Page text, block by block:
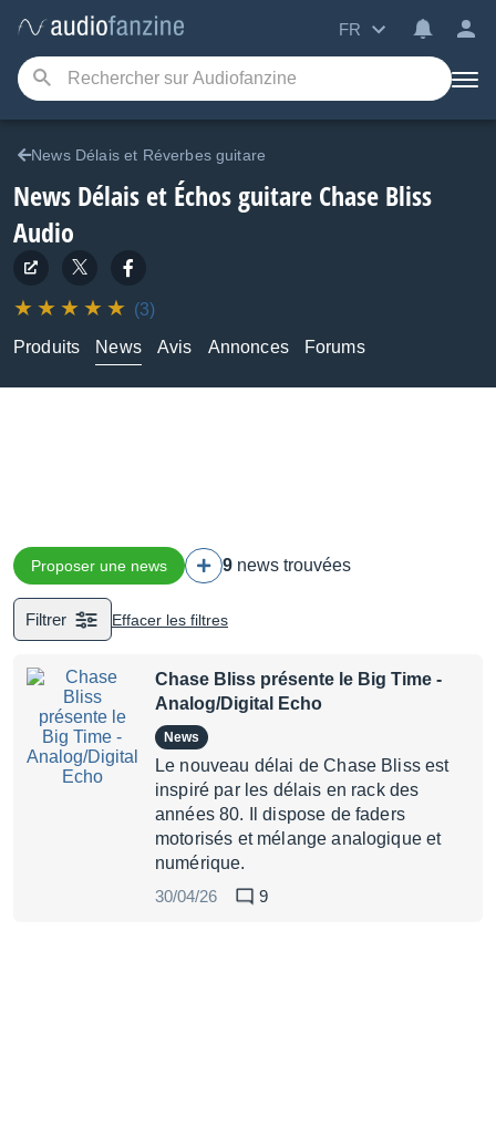
FR
News Délais et Réverbes guitare
News Délais et Échos guitare Chase Bliss
Audio
(3)
Produits
News Avis Annonces Forums
Proposer une news 9 news trouvées
Filtrer Effacer les filtres
Chase Bliss présente le Big Time -
Analog/Digital Echo
News
Le nouveau délai de Chase Bliss est
inspiré par les délais en rack des
années 80. Il dispose de faders
motorisés et mélange analogique et
numérique.
30/04/26
9